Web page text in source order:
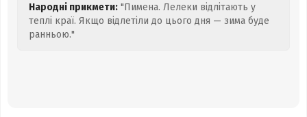
Народні прикмети: "Пимена. Лелеки відлітають у
теплі краї. Якщо відлетіли до цього дня — зима буде
ранньою."